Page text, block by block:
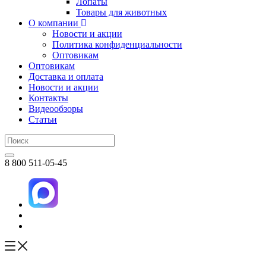
Товары для животных
О компании
Новости и акции
Политика конфиденциальности
Оптовикам
Оптовикам
Доставка и оплата
Новости и акции
Контакты
Видеообзоры
Статьи
8 800 511-05-45